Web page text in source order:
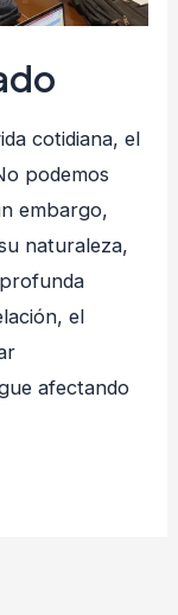
cotidiana, el
podemos
embargo,
naturaleza,
el
afectando